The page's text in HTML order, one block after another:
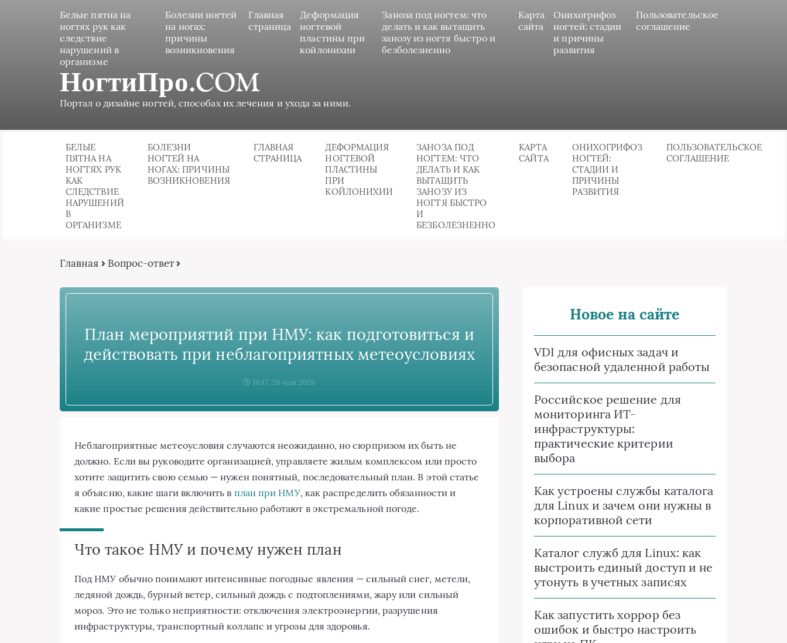
Белые пятна на
ногтях рук как
следствие
нарушений в
организме
Болезни ногтей
на ногах:
причины
возникновения
Главная
страница
Деформация
ногтевой
пластины при
койлонихии
Заноза под ногтем: что
делать и как вытащить
занозу из ногтя быстро и
безболезненно
Карта
сайта
Онихогрифоз
ногтей: стадии
и причины
развития
Пользовательское
соглашение
НогтиПро.COM
Портал о дизайне ногтей, способах их лечения и ухода за ними.
БЕЛЫЕ
ПЯТНА НА
НОГТЯХ РУК
КАК
СЛЕДСТВИЕ
НАРУШЕНИЙ
В
ОРГАНИЗМЕ
БОЛЕЗНИ
НОГТЕЙ НА
НОГАХ: ПРИЧИНЫ
ВОЗНИКНОВЕНИЯ
ГЛАВНАЯ
СТРАНИЦА
ДЕФОРМАЦИЯ
НОГТЕВОЙ
ПЛАСТИНЫ
ПРИ
КОЙЛОНИХИИ
ЗАНОЗА ПОД
НОГТЕМ: ЧТО
ДЕЛАТЬ И КАК
ВЫТАЩИТЬ
ЗАНОЗУ ИЗ
НОГТЯ БЫСТРО
И
БЕЗБОЛЕЗНЕННО
КАРТА
САЙТА
ОНИХОГРИФОЗ
НОГТЕЙ:
СТАДИИ И
ПРИЧИНЫ
РАЗВИТИЯ
ПОЛЬЗОВАТЕЛЬСКОЕ
СОГЛАШЕНИЕ
Главная Вопрос-ответ
План мероприятий при НМУ: как подготовиться и
действовать при неблагоприятных метеоусловиях
16:17, 26 мая 2026
Неблагоприятные метеоусловия случаются неожиданно, но сюрпризом их быть не
должно. Если вы руководите организацией, управляете жилым комплексом или просто
хотите защитить свою семью — нужен понятный, последовательный план. В этой статье
я объясню, какие шаги включить в план при НМУ, как распределить обязанности и
какие простые решения действительно работают в экстремальной погоде.
Что такое НМУ и почему нужен план
Под НМУ обычно понимают интенсивные погодные явления — сильный снег, метели,
ледяной дождь, бурный ветер, сильный дождь с подтоплениями, жару или сильный
мороз. Это не только неприятности: отключения электроэнергии, разрушения
инфраструктуры, транспортный коллапс и угрозы для здоровья.
Новое на сайте
VDI для офисных задач и
безопасной удаленной работы
Российское решение для
мониторинга ИТ-
инфраструктуры:
практические критерии
выбора
Как устроены службы каталога
для Linux и зачем они нужны в
корпоративной сети
Каталог служб для Linux: как
выстроить единый доступ и не
утонуть в учетных записях
Как запустить хоррор без
ошибок и быстро настроить